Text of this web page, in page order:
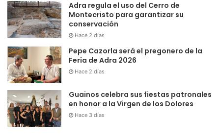
Adra regula el uso del Cerro de
Montecristo para garantizar su
conservación
Hace 2 días
Pepe Cazorla será el pregonero de la
Feria de Adra 2026
Hace 2 días
Guainos celebra sus fiestas patronales
en honor a la Virgen de los Dolores
Hace 3 días